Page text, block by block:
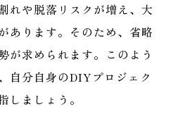
れや脱落リスクが増え、大
あります。そのため、省略
が求められます。このよう
自分自身のDIYプロジェク
しましょう。